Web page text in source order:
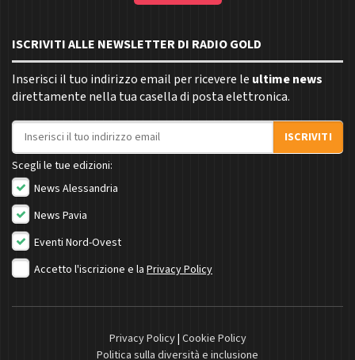
ISCRIVITI ALLE NEWSLETTER DI RADIO GOLD
Inserisci il tuo indirizzo email per ricevere le ultime news
direttamente nella tua casella di posta elettronica.
Indirizzo email
ISCRIVITI
Scegli le tue edizioni:
News Alessandria
News Pavia
Eventi Nord-Ovest
Accetto l'iscrizione e la Privacy Policy
Privacy Policy| Cookie Policy
Politica sulla diversità e inclusione